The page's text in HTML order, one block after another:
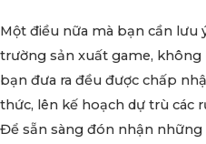
Một điều nữa mà bạn cần lưu
trường sản xuất game,
bạn đưa ra đều được chấp
thức, lên kế hoạch dự trù các
Để sẵn sàng đón nhận